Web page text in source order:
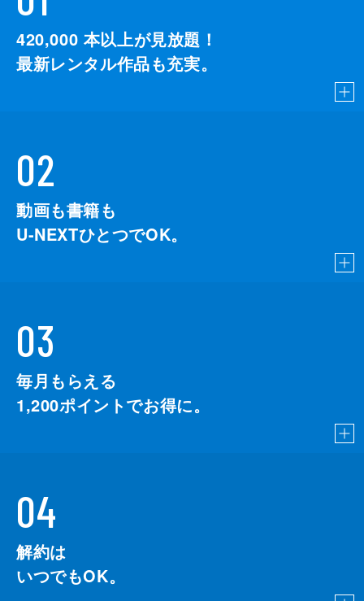
420,000 本以上が見放題！
最新レンタル作品も充実。
02
動画も書籍も
U-NEXTひとつでOK。
03
毎月もらえる
1,200ポイントでお得に。
04
解約は
いつでもOK。